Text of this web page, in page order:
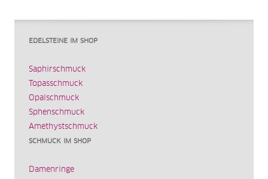
EDELSTEINE IM SHOP
Saphirschmuck
Topasschmuck
Opalschmuck
Sphenschmuck
Amethystschmuck
SCHMUCK IM SHOP
Damenringe